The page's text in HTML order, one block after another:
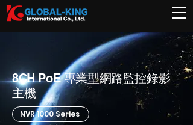
8CH PoE 專業型網路監控錄影
主機
NVR 1000 Series